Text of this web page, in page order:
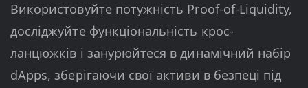
Використовуйте потужність Proof-of-Liquidity,
досліджуйте функціональність крос-
ланцюжків і занурюйтеся в динамічний набір
dApps, зберігаючи свої активи в безпеці під